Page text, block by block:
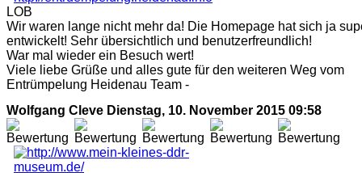
LOB
Wir waren lange nicht mehr da! Die Homepage hat sich ja
entwickelt! Sehr übersichtlich und benutzerfreundlich!
War mal wieder ein Besuch wert!
Viele liebe Grüße und alles gute für den weiteren Weg vom
Entrümpelung Heidenau Team -
Wolfgang Cleve Dienstag, 10. November 2015 09:58